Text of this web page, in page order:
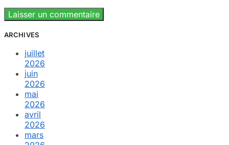
ARCHIVES
juillet
2026
juin
2026
mai
2026
avril
2026
mars